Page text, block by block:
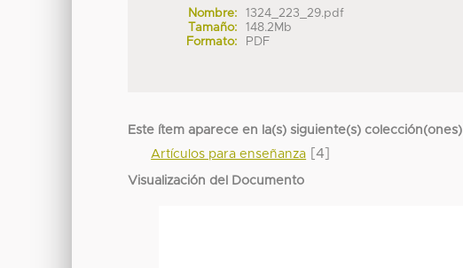
Nombre:
1324_223_29.pdf
Tamaño:
148.2Mb
Formato:
PDF
Este ítem aparece en la(s) siguiente(s) colección(ones)
Artículos para enseñanza [4]
Visualización del Documento